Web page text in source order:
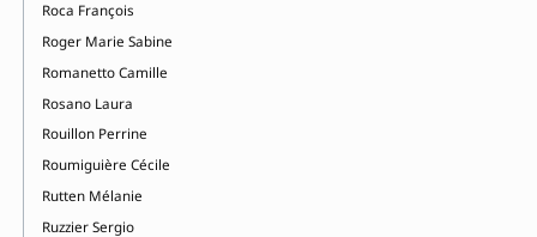
Roca François
Roger Marie Sabine
Romanetto Camille
Rosano Laura
Rouillon Perrine
Roumiguière Cécile
Rutten Mélanie
Ruzzier Sergio